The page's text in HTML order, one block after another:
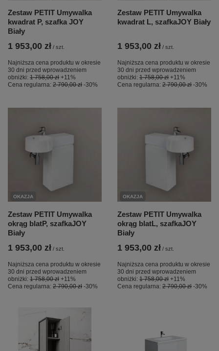
Zestaw PETIT Umywalka
kwadrat P, szafka JOY
Biały
1 953,00 zł / szt.
Najniższa cena produktu w okresie
30 dni przed wprowadzeniem
obniżki: 1 758,00 zł +11%
Cena regularna: 2 790,00 zł -30%
Zestaw PETIT Umywalka
kwadrat L, szafkaJOY Biały
1 953,00 zł / szt.
Najniższa cena produktu w okresie
30 dni przed wprowadzeniem
obniżki: 1 758,00 zł +11%
Cena regularna: 2 790,00 zł -30%
OKAZJA
Zestaw PETIT Umywalka
okrąg blatP, szafkaJOY
Biały
1 953,00 zł / szt.
Najniższa cena produktu w okresie
30 dni przed wprowadzeniem
obniżki: 1 758,00 zł +11%
Cena regularna: 2 790,00 zł -30%
OKAZJA
Zestaw PETIT Umywalka
okrąg blatL, szafkaJOY
Biały
1 953,00 zł / szt.
Najniższa cena produktu w okresie
30 dni przed wprowadzeniem
obniżki: 1 758,00 zł +11%
Cena regularna: 2 790,00 zł -30%